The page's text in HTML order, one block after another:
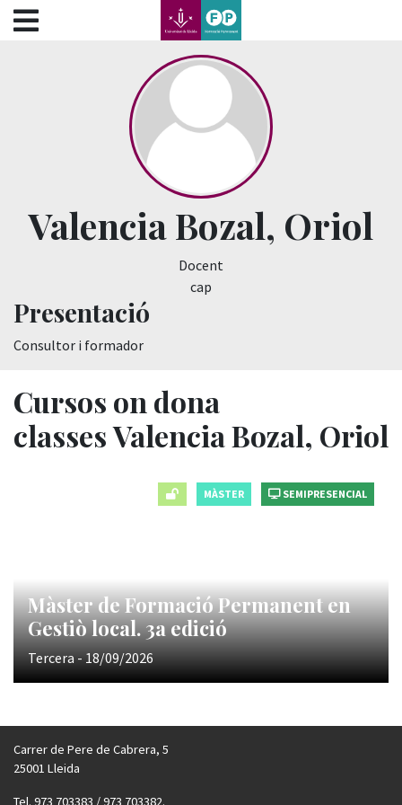
???label.access.jump.content???
???label.access.jump.header???
???label.access.jump.footer???
???label.access.jump.menu???
Valencia Bozal, Oriol
Docent
cap
Presentació
Consultor i formador
Cursos on dona
classes Valencia Bozal, Oriol
MÀSTER SEMIPRESENCIAL
Màster de Formació Permanent en
Gestiò local. 3a edició
Tercera - 18/09/2026
Carrer de Pere de Cabrera, 5
25001 Lleida
Tel. 973 703383 / 973 703382.